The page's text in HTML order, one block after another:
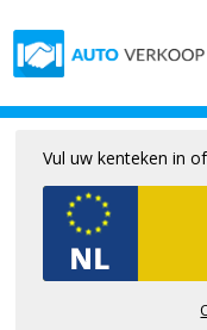
Vul uw kenteken in